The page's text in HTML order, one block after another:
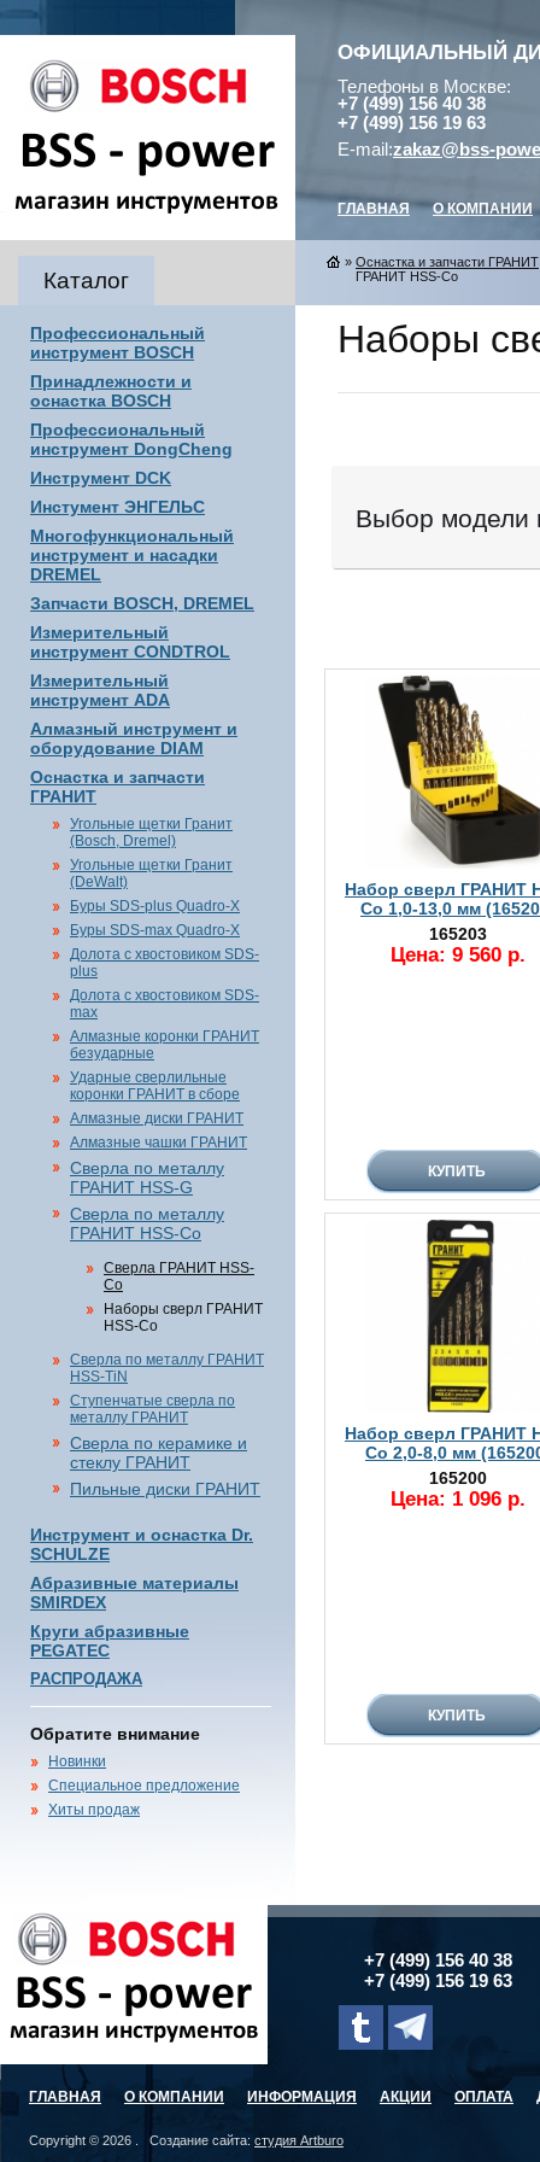
ОФИЦИАЛЬНЫЙ
Телефоны в Москве:
+7 (499) 156 40 38
+7 (499) 156 19 63
E-mail:zakaz@bss-
ГЛАВНАЯ О КОМПАНИИ
Каталог
Профессиональный
инструмент BOSCH
Принадлежности и
оснастка BOSCH
Профессиональный
инструмент DongCheng
Инструмент DCK
Инстумент ЭНГЕЛЬС
Многофункциональный
инструмент и насадки
DREMEL
Запчасти BOSCH, DREMEL
Измерительный
инструмент CONDTROL
Измерительный
инструмент ADA
Алмазный инструмент и
оборудование DIAM
Оснастка и запчасти
ГРАНИТ
Угольные щетки Гранит
(Bosch, Dremel)
Угольные щетки Гранит
(DeWalt)
Буры SDS-plus Quadro-X
Буры SDS-max Quadro-X
Долота с хвостовиком SDS-
plus
Долота с хвостовиком SDS-
max
Алмазные коронки ГРАНИТ
безударные
Ударные сверлильные
коронки ГРАНИТ в сборе
Алмазные диски ГРАНИТ
Алмазные чашки ГРАНИТ
Сверла по металлу
ГРАНИТ HSS-G
Сверла по металлу
ГРАНИТ HSS-Co
Сверла ГРАНИТ HSS-
Co
Наборы сверл ГРАНИТ
HSS-Co
Сверла по металлу ГРАНИТ
HSS-TiN
Ступенчатые сверла по
металлу ГРАНИТ
Сверла по керамике и
стеклу ГРАНИТ
Пильные диски ГРАНИТ
Инструмент и оснастка Dr.
SCHULZE
Абразивные материалы
SMIRDEX
Круги абразивные
PEGATEC
РАСПРОДАЖА
Обратите внимание
Новинки
Специальное предложение
Хиты продаж
» Оснастка и запчасти ГРАНИТ
ГРАНИТ HSS-Co
Наборы
Выбор модели
Набор сверл ГРАНИТ
Co 1,0-13,0 мм
165203
Цена: 9 560 р.
Набор сверл ГРАНИТ
Co 2,0-8,0 мм
165200
Цена: 1 096 р.
+7 (499) 156 40 38
+7 (499) 156 19 63
ГЛАВНАЯ О КОМПАНИИ ИНФОРМАЦИЯ АКЦИИ ОПЛАТА
Copyright © 2026 . Создание сайта: студия Artburo